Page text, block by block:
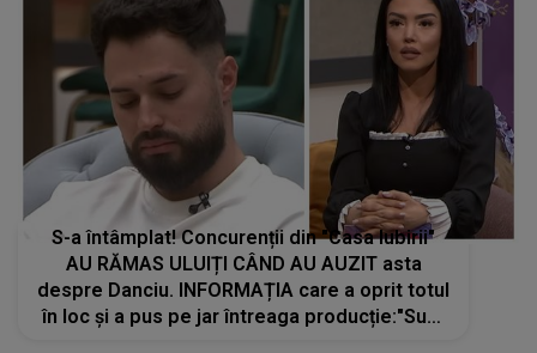
S-a întâmplat! Concurenții din "Casa Iubirii"
AU RĂMAS ULUIȚI CÂND AU AUZIT asta
despre Danciu. INFORMAȚIA care a oprit totul
în loc și a pus pe jar întreaga producție:"Sunt